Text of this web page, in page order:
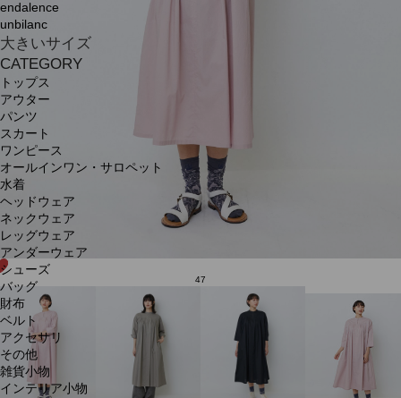
endalence
unbilanc
大きいサイズ
CATEGORY
トップス
アウター
パンツ
スカート
ワンピース
オールインワン・サロペット
水着
ヘッドウェア
ネックウェア
レッグウェア
アンダーウェア
シューズ
バッグ
財布
ベルト
アクセサリ
その他
雑貨小物
インテリア小物
47